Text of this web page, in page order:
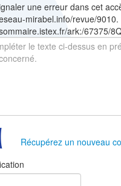
une erreur dans cet
mirabel.info/revue/9010.
ark:/67375/
Récupérez un nouveau